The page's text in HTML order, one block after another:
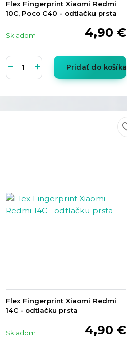
Flex Fingerprint Xiaomi Redmi
10C, Poco C40 - odtlačku prsta
4,90 €
Skladom
Pridať do košíka
Flex Fingerprint Xiaomi Redmi
14C - odtlačku prsta
4,90 €
Skladom